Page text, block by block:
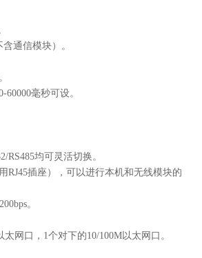
含通信模块）。
60000毫秒可设。
RS485均可灵活切换。
RJ45插座）
，可以进行本机和无线模块的
bps。
太网口， 1个对下的10/100M以太网口。